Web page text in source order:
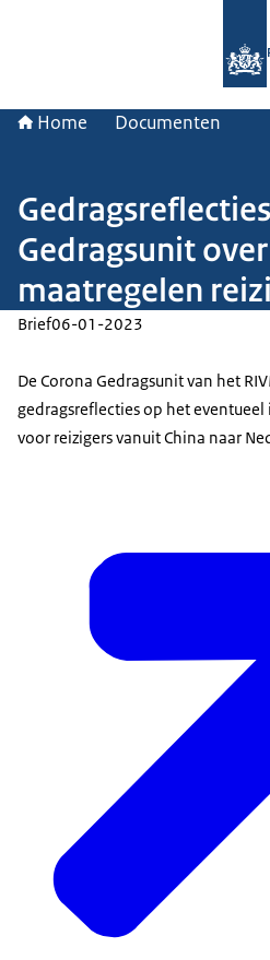
Home Documenten
Gedragsunit
maatregelen
Brief06-01-2023
De Corona Gedragsunit van het
gedragsreflecties op het
voor reizigers vanuit China naar